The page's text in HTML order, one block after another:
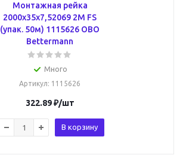
Монтажная рейка
2000x35x7,52069 2M FS
(упак. 50м) 1115626 OBO
Bettermann
Много
Артикул: 1115626
322.89₽/шт
В корзину